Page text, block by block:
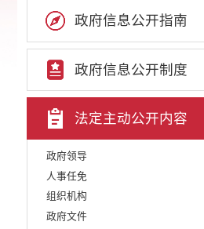
政府信息公开指南
政府信息公开制度
法定主动公开内容
政府领导
人事任免
组织机构
政府文件